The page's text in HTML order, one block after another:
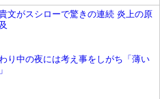
文がスシローで驚きの連続 炎上の原
り中の夜には考え事をしがち「薄い